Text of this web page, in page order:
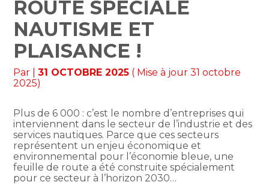
ROUTE SPÉCIALE
NAUTISME ET
PLAISANCE !
Par |31 OCTOBRE 2025 ( Mise à jour 31 octobre
2025)
Plus de 6 000 : c’est le nombre d’entreprises qui
interviennent dans le secteur de l’industrie et des
services nautiques. Parce que ces secteurs
représentent un enjeu économique et
environnemental pour l’économie bleue, une
feuille de route a été construite spécialement
pour ce secteur à l’horizon 2030…